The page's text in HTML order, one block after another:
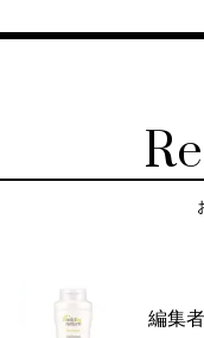
編集